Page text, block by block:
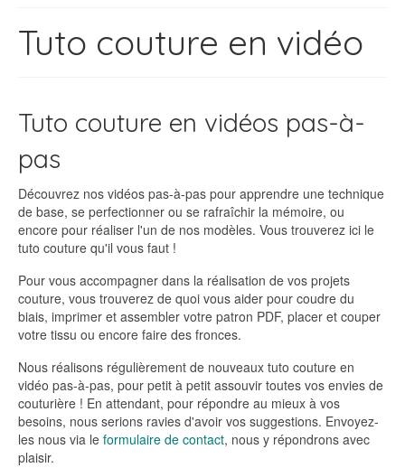
Tuto couture en vidéo
Tuto couture en vidéos pas-à-
pas
Découvrez nos vidéos pas-à-pas pour apprendre une technique
de base, se perfectionner ou se rafraîchir la mémoire, ou
encore pour réaliser l'un de nos modèles. Vous trouverez ici le
tuto couture qu'il vous faut !
Pour vous accompagner dans la réalisation de vos projets
couture, vous trouverez de quoi vous aider pour coudre du
biais, imprimer et assembler votre patron PDF, placer et couper
votre tissu ou encore faire des fronces.
Nous réalisons régulièrement de nouveaux tuto couture en
vidéo pas-à-pas, pour petit à petit assouvir toutes vos envies de
couturière ! En attendant, pour répondre au mieux à vos
besoins, nous serions ravies d'avoir vos suggestions. Envoyez-
les nous via le formulaire de contact, nous y répondrons avec
plaisir.